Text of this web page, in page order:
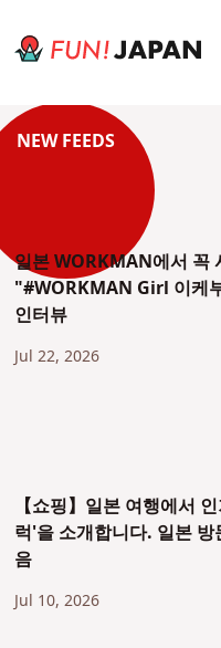
일본 WORKMAN에서 꼭
"#WORKMAN Girl 이케
인터뷰
Jul 22, 2026
【쇼핑】일본 여행에서
럭'을 소개합니다. 일본
음
Jul 10, 2026